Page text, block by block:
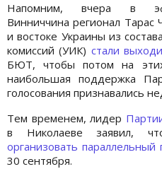
Напомним, вчера в
Винниччина регионал Тарас
и востоке Украины из
комиссий (УИК) стали
БЮТ, чтобы потом на
наибольшая поддержка
голосования признавались
Тем временем, лидер
в Николаеве заявил,
организовать
30 сентября.